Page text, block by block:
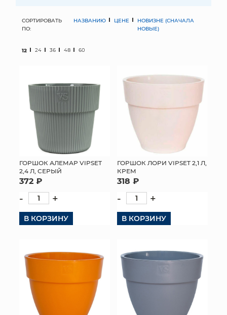
МЯГКИЕ ИГРУШКИ
СУНДУКИ
ИСКУССТВЕННЫЕ ЦВЕТЫ
ПАКЕТЫ И СУМКИ
ТОРГОВЫЙ ЦЕНТР
ОПТОВЫМ КЛИЕНТАМ
ДОСТАВКА И ОПЛАТА
СОРТИРОВАТЬ
ПО:
НАЗВАНИЮ ЦЕНЕ
НОВИЗНЕ (СНАЧАЛА
НОВЫЕ)
12 24 36 48 60
ГОРШОК АЛЕМАР VIPSET
2,4 Л, СЕРЫЙ
372 ₽
- +
В КОРЗИНУ
ГОРШОК ЛОРИ VIPSET 2,1 Л,
КРЕМ
318 ₽
- +
В КОРЗИНУ